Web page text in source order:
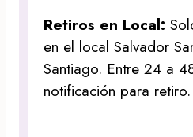
Retiros en Local:
en el local Salvador
Santiago. Entre 24 a
notificación para retiro.